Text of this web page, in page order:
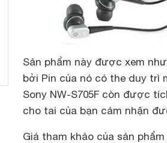
Sản phẩm này được xem
bởi Pin của nó có the duy trì
Sony NW-S705F còn được
cho tai của bạn cảm nhận
Giá tham khảo của sản phẩm